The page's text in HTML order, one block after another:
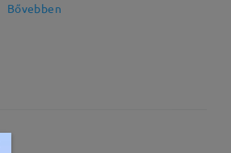
Bővebben